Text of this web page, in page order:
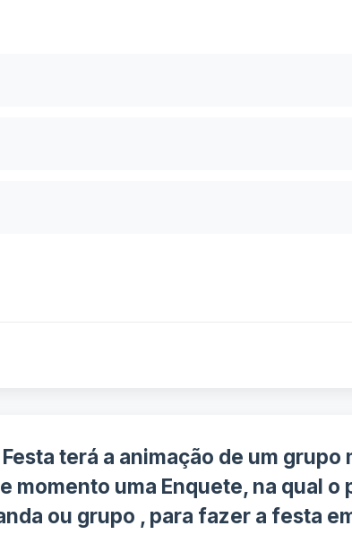
terá a animação de um grupo
momento uma Enquete, na qual o
ou grupo , para fazer a festa